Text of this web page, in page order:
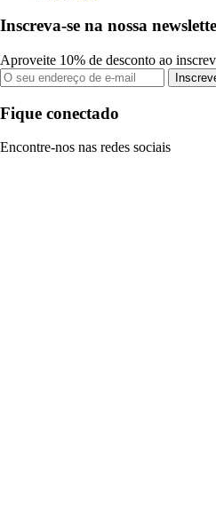
Inscreva-se na nossa
Aproveite 10% de desconto ao
Fique conectado
Encontre-nos nas redes sociais